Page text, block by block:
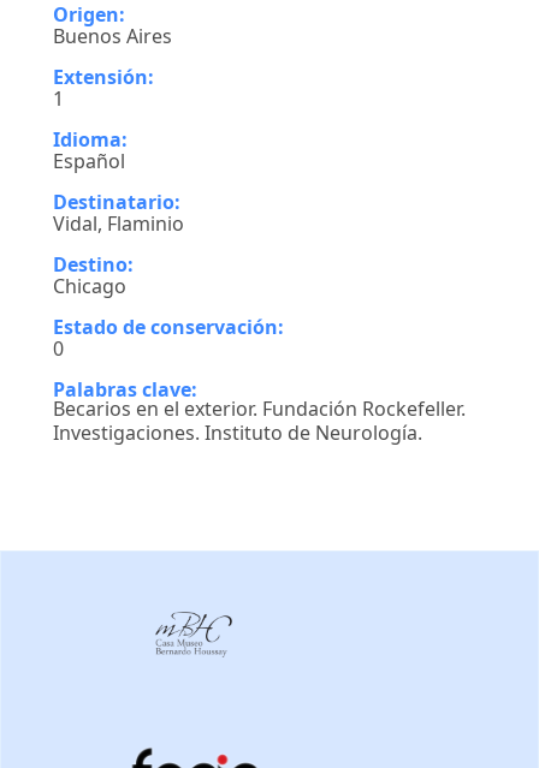
Origen:
Buenos Aires
Extensión:
1
Idioma:
Español
Destinatario:
Vidal, Flaminio
Destino:
Chicago
Estado de conservación:
0
Palabras clave:
Becarios en el exterior. Fundación Rockefeller.
Investigaciones. Instituto de Neurología.